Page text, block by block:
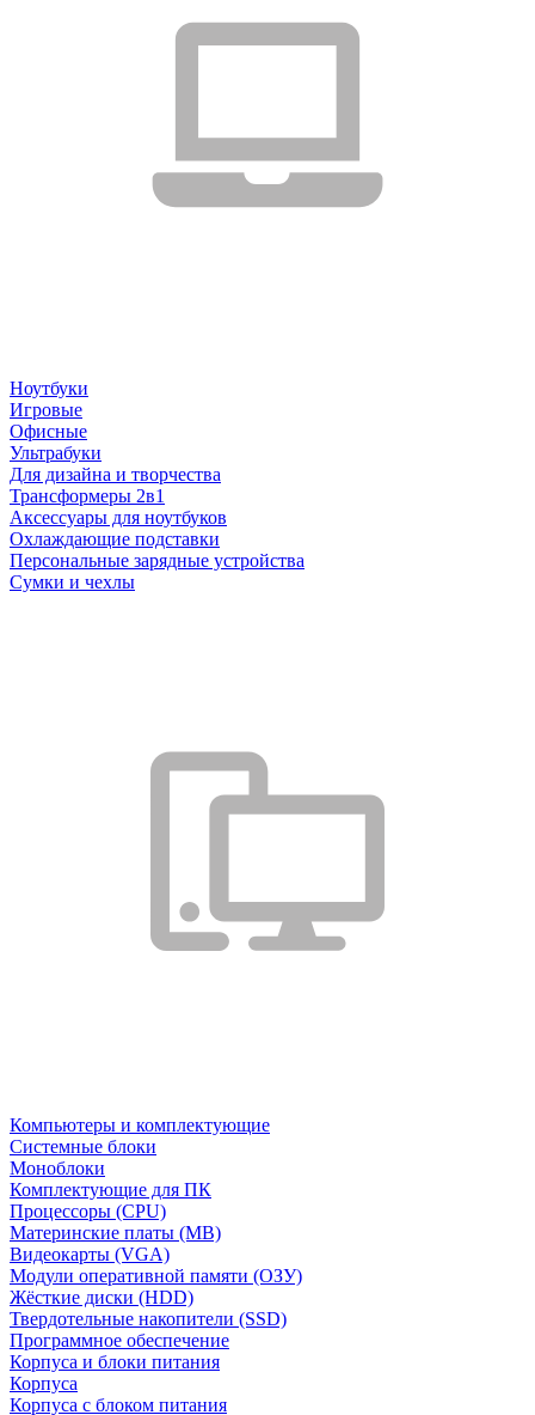
Ноутбуки
Игровые
Офисные
Ультрабуки
Для дизайна и творчества
Трансформеры 2в1
Аксессуары для ноутбуков
Охлаждающие подставки
Персональные зарядные устройства
Сумки и чехлы
Компьютеры и комплектующие
Системные блоки
Моноблоки
Комплектующие для ПК
Процессоры (CPU)
Материнские платы (MB)
Видеокарты (VGA)
Модули оперативной памяти (ОЗУ)
Жёсткие диски (HDD)
Твердотельные накопители (SSD)
Программное обеспечение
Корпуса и блоки питания
Корпуса
Корпуса с блоком питания